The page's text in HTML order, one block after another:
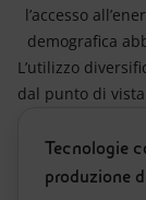
Scenari
l’accesso
demografica
L’utilizzo
dal punto di
Tecnologie
produzione